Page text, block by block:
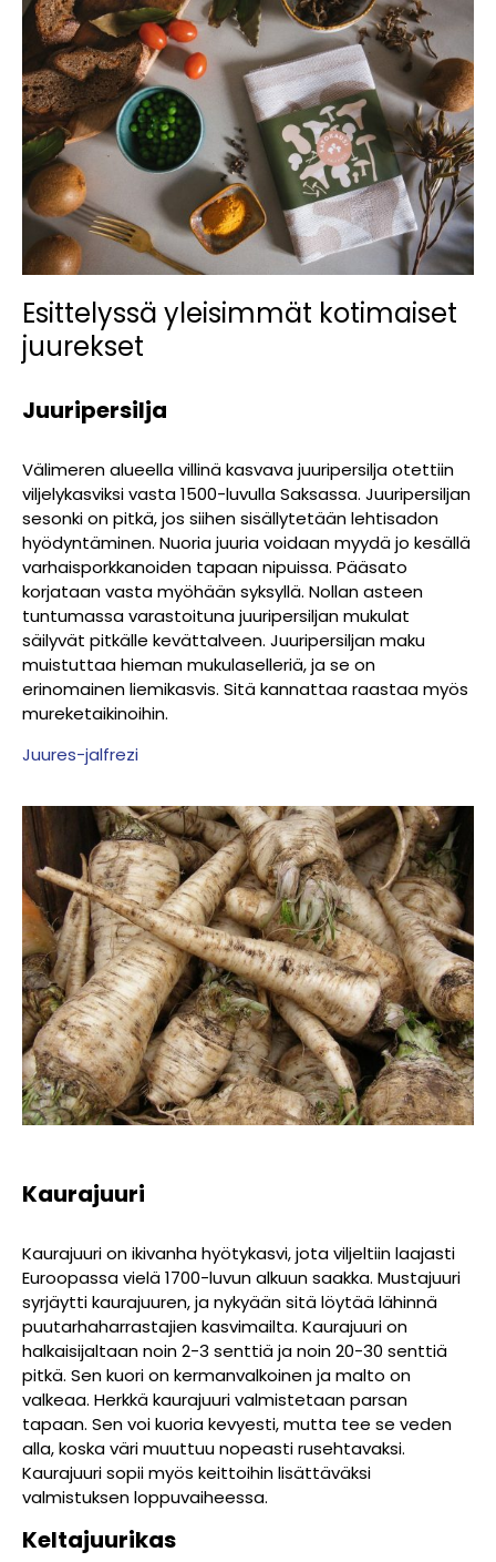
Esittelyssä yleisimmät kotimaiset
juurekset
Juuripersilja
Välimeren alueella villinä kasvava juuripersilja otettiin
viljelykasviksi vasta 1500-luvulla Saksassa. Juuripersiljan
sesonki on pitkä, jos siihen sisällytetään lehtisadon
hyödyntäminen. Nuoria juuria voidaan myydä jo kesällä
varhaisporkkanoiden tapaan nipuissa. Pääsato
korjataan vasta myöhään syksyllä. Nollan asteen
tuntumassa varastoituna juuripersiljan mukulat
säilyvät pitkälle kevättalveen. Juuripersiljan maku
muistuttaa hieman mukulaselleriä, ja se on
erinomainen liemikasvis. Sitä kannattaa raastaa myös
mureketaikinoihin.
Juures-jalfrezi
Kaurajuuri
Kaurajuuri on ikivanha hyötykasvi, jota viljeltiin laajasti
Euroopassa vielä 1700-luvun alkuun saakka. Mustajuuri
syrjäytti kaurajuuren, ja nykyään sitä löytää lähinnä
puutarhaharrastajien kasvimailta. Kaurajuuri on
halkaisijaltaan noin 2-3 senttiä ja noin 20-30 senttiä
pitkä. Sen kuori on kermanvalkoinen ja malto on
valkeaa. Herkkä kaurajuuri valmistetaan parsan
tapaan. Sen voi kuoria kevyesti, mutta tee se veden
alla, koska väri muuttuu nopeasti rusehtavaksi.
Kaurajuuri sopii myös keittoihin lisättäväksi
valmistuksen loppuvaiheessa.
Keltajuurikas